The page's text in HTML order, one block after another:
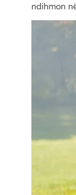
ndihmon